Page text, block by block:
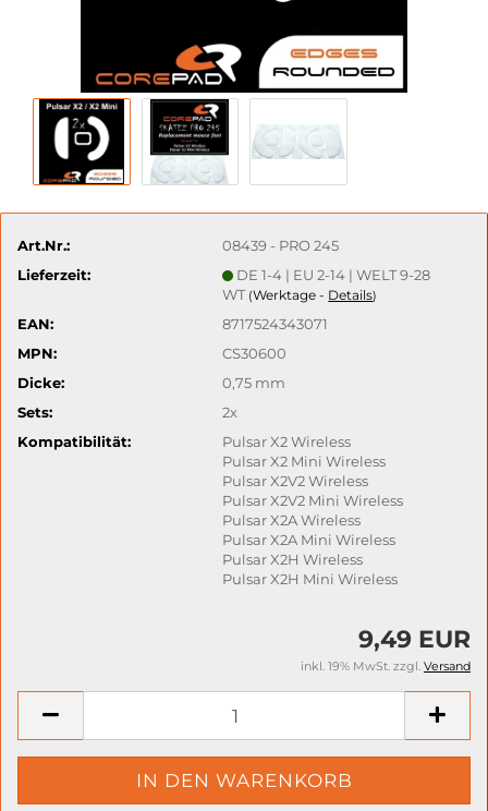
Art.Nr.:
08439 - PRO 245
Lieferzeit:
DE 1-4 | EU 2-14 | WELT 9-28
WT (Werktage - Details)
EAN:
8717524343071
MPN:
CS30600
Dicke:
0,75 mm
Sets:
2x
Kompatibilität:
Pulsar X2 Wireless
Pulsar X2 Mini Wireless
Pulsar X2V2 Wireless
Pulsar X2V2 Mini Wireless
Pulsar X2A Wireless
Pulsar X2A Mini Wireless
Pulsar X2H Wireless
Pulsar X2H Mini Wireless
9,49 EUR
inkl. 19% MwSt. zzgl. Versand